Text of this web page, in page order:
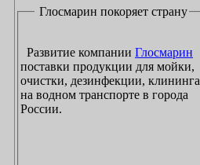
Глосмарин покоряет страну
Развитие компании Глосмарин
поставки продукции для мойки,
очистки, дезинфекции, клининга
на водном транспорте в города
России.